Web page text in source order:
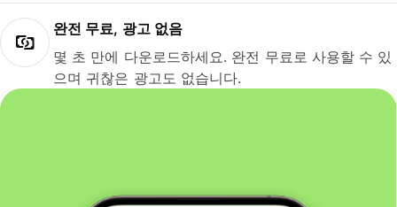
완전 무료, 광고 없음
몇 초 만에 다운로드하세요. 완전 무료로 사용할 수 있
으며 귀찮은 광고도 없습니다.